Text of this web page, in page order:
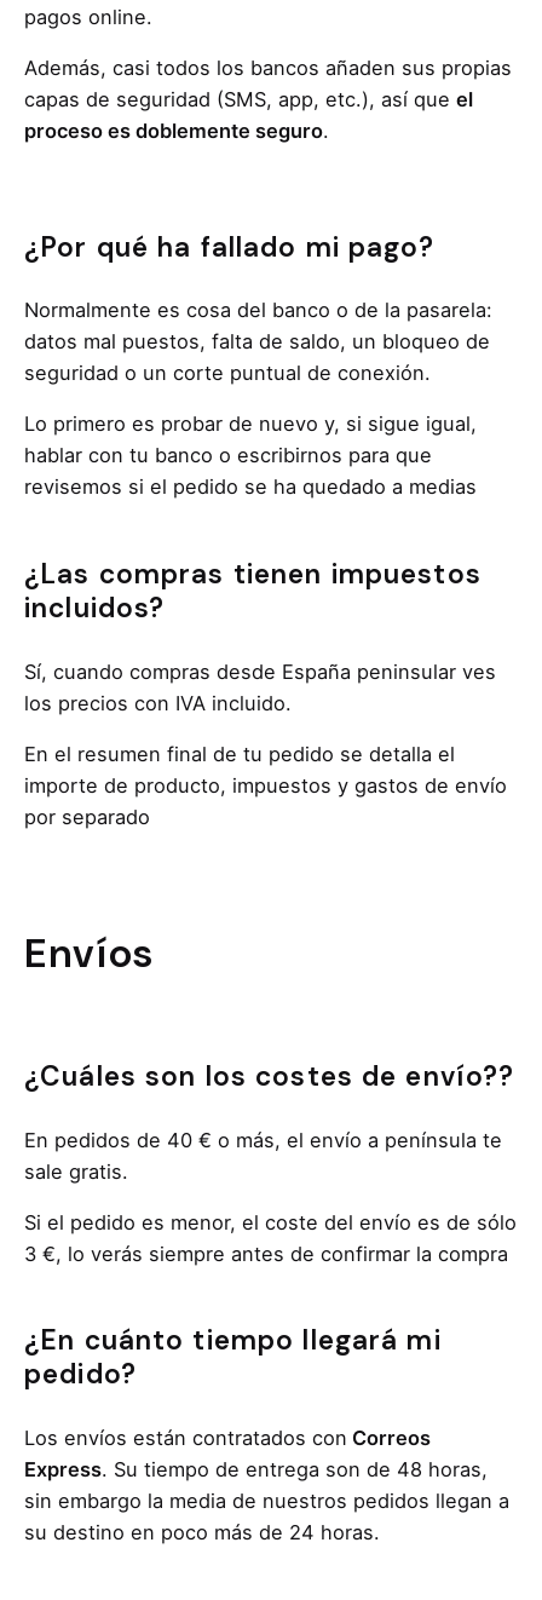
pagos online.
Además, casi todos los bancos añaden sus propias
capas de seguridad (SMS, app, etc.), así que el
proceso es doblemente seguro.
¿Por qué ha fallado mi pago?
Normalmente es cosa del banco o de la pasarela:
datos mal puestos, falta de saldo, un bloqueo de
seguridad o un corte puntual de conexión.
Lo primero es probar de nuevo y, si sigue igual,
hablar con tu banco o escribirnos para que
revisemos si el pedido se ha quedado a medias
¿Las compras tienen impuestos
incluidos?
Sí, cuando compras desde España peninsular ves
los precios con IVA incluido.
En el resumen final de tu pedido se detalla el
importe de producto, impuestos y gastos de envío
por separado
Envíos
¿Cuáles son los costes de envío??
En pedidos de 40 € o más, el envío a península te
sale gratis.
Si el pedido es menor, el coste del envío es de sólo
3 €, lo verás siempre antes de confirmar la compra
¿En cuánto tiempo llegará mi
pedido?
Los envíos están contratados con Correos
Express. Su tiempo de entrega son de 48 horas,
sin embargo la media de nuestros pedidos llegan a
su destino en poco más de 24 horas.